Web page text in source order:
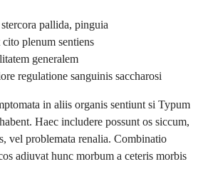
pallida, pinguia
plenum sentiens
generalem
regulatione sanguinis saccharosi
in aliis organis sentiunt si Typum
Haec includere possunt os siccum,
vel problemata renalia. Combinatio
adiuvat hunc morbum a ceteris morbis